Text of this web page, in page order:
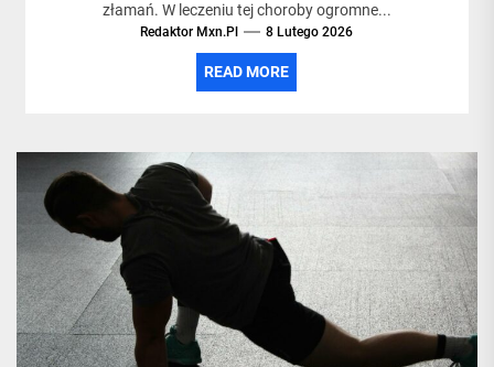
złamań. W leczeniu tej choroby ogromne...
Redaktor Mxn.pl 8 Lutego 2026
READ MORE